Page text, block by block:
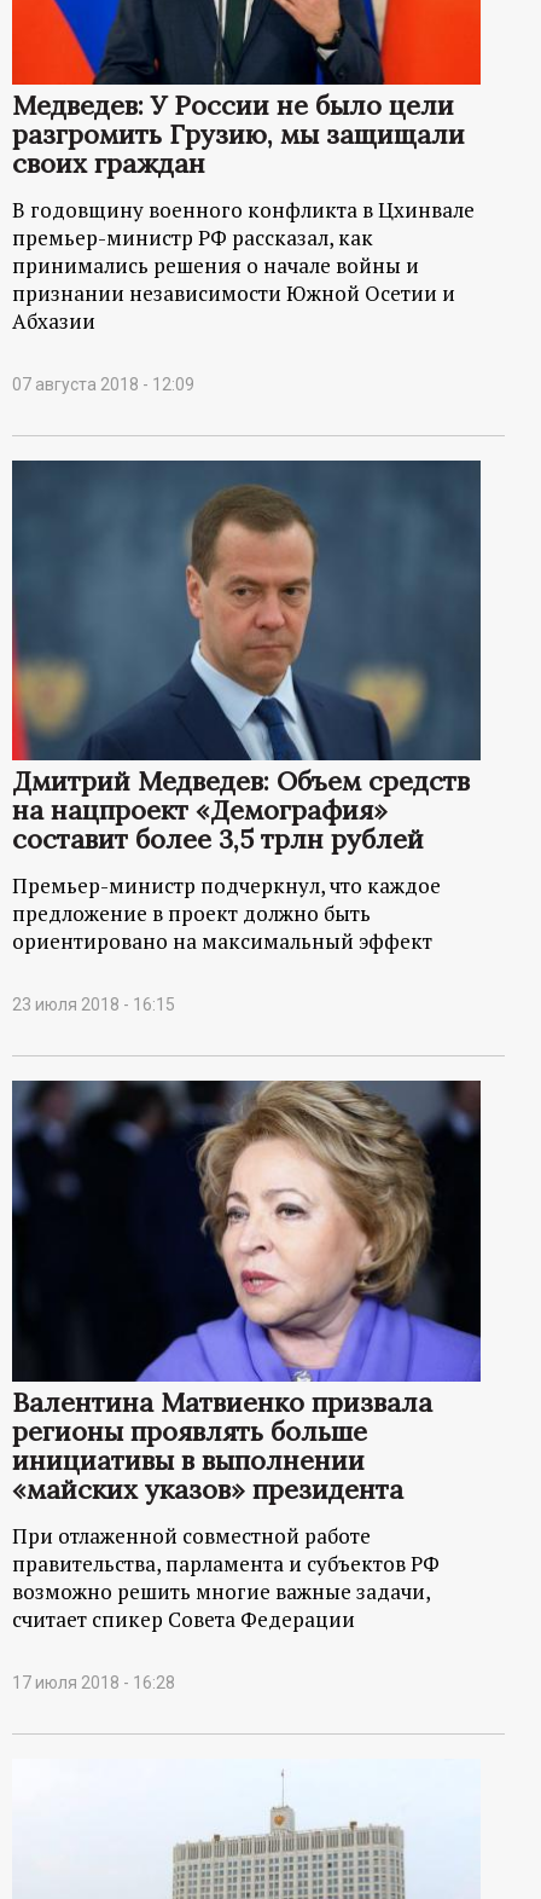
Медведев: У России не было цели
разгромить Грузию, мы защищали
своих граждан
В годовщину военного конфликта в Цхинвале
премьер-министр РФ рассказал, как
принимались решения о начале войны и
признании независимости Южной Осетии и
Абхазии
07 августа 2018 - 12:09
Дмитрий Медведев: Объем средств
на нацпроект «Демография»
составит более 3,5 трлн рублей
Премьер-министр подчеркнул, что каждое
предложение в проект должно быть
ориентировано на максимальный эффект
23 июля 2018 - 16:15
Валентина Матвиенко призвала
регионы проявлять больше
инициативы в выполнении
«майских указов» президента
При отлаженной совместной работе
правительства, парламента и субъектов РФ
возможно решить многие важные задачи,
считает спикер Совета Федерации
17 июля 2018 - 16:28